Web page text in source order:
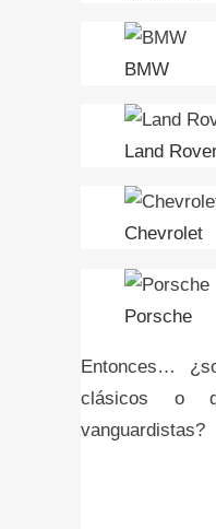
BMW
Land
Chevrolet
Porsche
Entonces…
clásicos o
vanguardistas?